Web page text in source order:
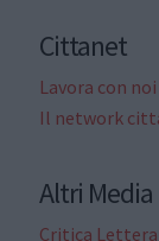
Cittanet
Lavora con noi
Il network
Altri Media
Critica